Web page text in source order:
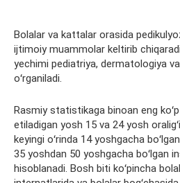
Bolalar va kattalar orasida
ijtimoiy muammolar keltirib
yechimi pediatriya, dermatologiya
oʻrganiladi.
Rasmiy statistikaga binoan eng koʻp
etiladigan yosh 15 va 24 yosh
keyingi oʻrinda 14 yoshgacha
35 yoshdan 50 yoshgacha boʻlgan
hisoblanadi. Bosh biti koʻpincha